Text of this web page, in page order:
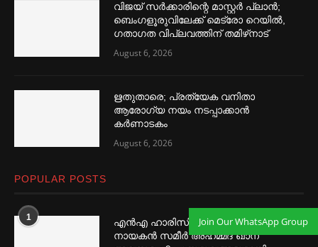
വിജയ് സര്‍ക്കാരിന്റെ മാസ്റ്റര്‍ പ്ലാന്‍;
ബെംഗളൂരുവിലേക്ക് മെട്രോ റെയില്‍,
ഗതാഗത വിപ്ലവത്തിന് തമിഴ്‌നാട്
August 6, 2026
ഋതുതാരെ; പ്രത്യേക വനിതാ
ആരോഗ്യ നയം നടപ്പാക്കാൻ
കര്‍ണാടകം
August 6, 2026
POPULAR POSTS
1
എൻഎ ഹാരിസിനെ തഴ‌‍ഞ്ഞു, വിവാദ
നായകൻ സമീര്‍ അഹമ്മദ് ഖാന്
Join Our WhatsApp Group